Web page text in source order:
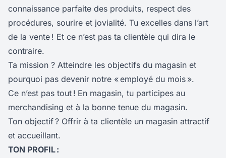
connaissance parfaite des produits, respect des
procédures, sourire et jovialité. Tu excelles dans l’art
de la vente ! Et ce n’est pas ta clientèle qui dira le
contraire.
Ta mission ? Atteindre les objectifs du magasin et
pourquoi pas devenir notre « employé du mois ».
Ce n’est pas tout ! En magasin, tu participes au
merchandising et à la bonne tenue du magasin.
Ton objectif ? Offrir à ta clientèle un magasin attractif
et accueillant.
TON PROFIL :